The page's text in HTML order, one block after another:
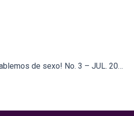
Revista para adolescentes ¡Hablemos de sexo! No. 3 – JUL. 2020